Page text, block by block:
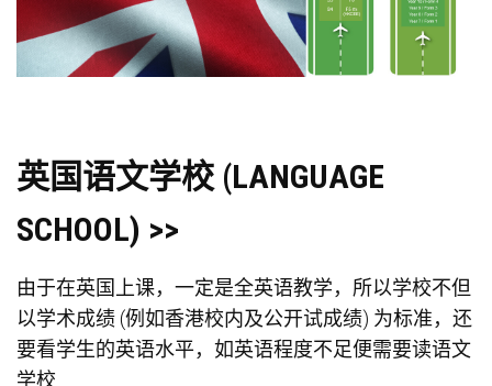
英国语文学校 (LANGUAGE
SCHOOL) >>
由于在英国上课，一定是全英语教学，所以学校不但
以学术成绩 (例如香港校内及公开试成绩) 为标准，还
要看学生的英语水平，如英语程度不足便需要读语文
学校